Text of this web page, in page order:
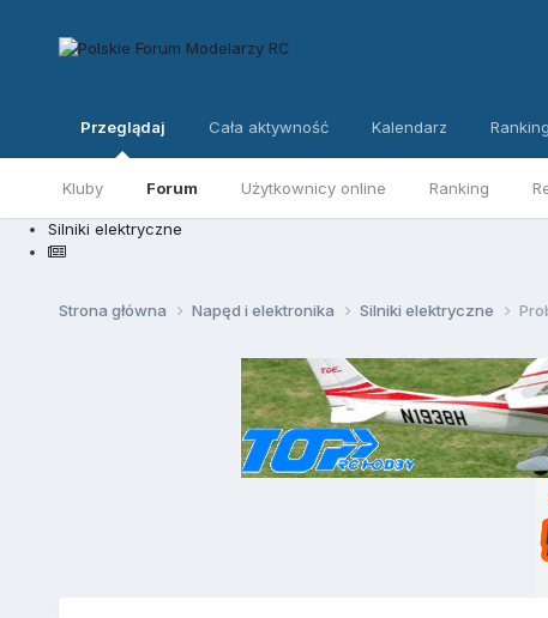
Przeglądaj
Kluby Forum Użytkownicy online Ranking
Cała aktywność Kalendarz Ranking
Silniki elektryczne
Strona główna Napęd i elektronika Silniki elektryczne